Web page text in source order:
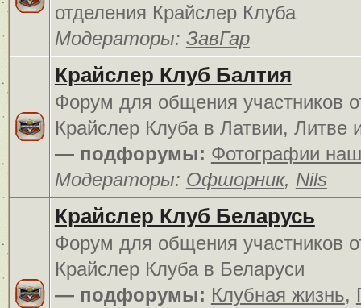
отделения Крайслер Клуба
Модераторы: ЗавГар
Крайслер Клуб Балтия
Форум для общения участников
Крайслер Клуба в Латвии, Литве
— подфорумы: Фотографии
Модераторы: Офшорник, Nils
Крайслер Клуб Беларусь
Форум для общения участников
Крайслер Клуба в Беларуси
— подфорумы: Клубная жизнь,